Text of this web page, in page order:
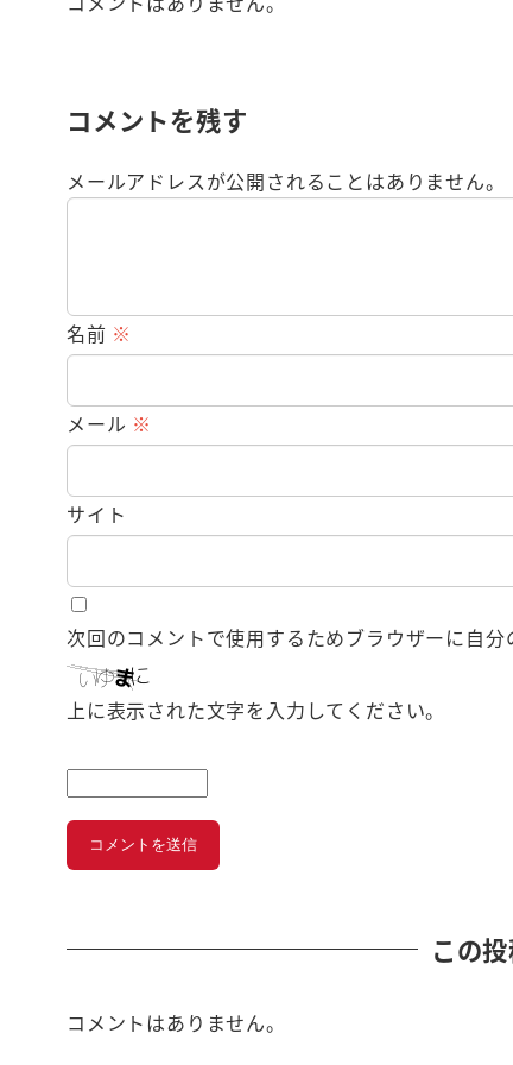
コメントを残す
メールアドレスが公開されることはありません。
名前 ※
メール ※
サイト
次回のコメントで使用するためブラウザーに自
上に表示された文字を入力してください。
この
コメントはありません。